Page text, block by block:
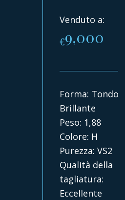
Venduto a:
€9,000
Forma: Tondo
Brillante
Peso: 1,88
Colore: H
Purezza: VS2
Qualità della
tagliatura:
Eccellente